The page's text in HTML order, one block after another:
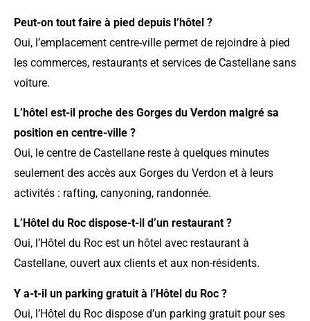
Peut-on tout faire à pied depuis l’hôtel ?
Oui, l’emplacement centre-ville permet de rejoindre à pied
les commerces, restaurants et services de Castellane sans
voiture.
L’hôtel est-il proche des Gorges du Verdon malgré sa
position en centre-ville ?
Oui, le centre de Castellane reste à quelques minutes
seulement des accès aux Gorges du Verdon et à leurs
activités : rafting, canyoning, randonnée.
L’Hôtel du Roc dispose-t-il d’un restaurant ?
Oui, l’Hôtel du Roc est un hôtel avec restaurant à
Castellane, ouvert aux clients et aux non-résidents.
Y a-t-il un parking gratuit à l’Hôtel du Roc ?
Oui, l’Hôtel du Roc dispose d’un parking gratuit pour ses